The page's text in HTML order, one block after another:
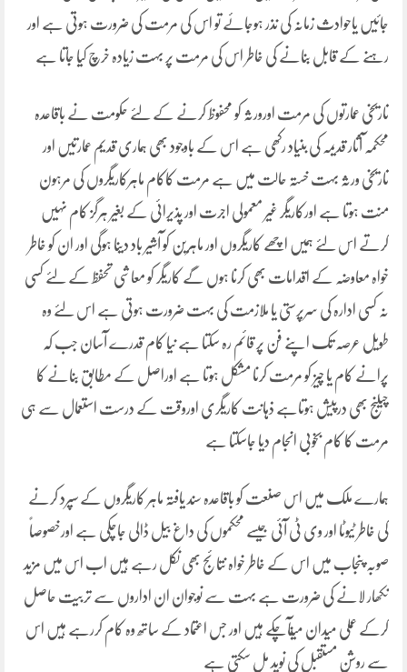
جائیں یاحوادث زمانہ کی نذر ہوجائے تو اس کی مرمت کی ضرورت ہوتی ہے اور
رہنے کے قابل بنانے کی خاطر اس کی مرمت پر بہت زیادہ خرچ کیا جاتا ہے
تاریخی عمارتوں کی مرمت اورورثہ کو محفوظ کرنے کے لئے حکومت نے باقاعدہ
محکمہ آثار قدیمہ کی بنیاد رکھی ہے اس کے باوجود بھی ہماری قدیم عمارتیں اور
تاریخی ورثہ بہت خستہ حالت میں ہے مرمت کاکام ماہرکاریگروں کی مرہون
منت ہوتا ہے اورکاریگر غیر معمولی اجرت اور پذیرائی کے بغیر ہرگز کام نہیں
کرتے اس لئے ہمیں اچھے کاریگروں اور ماہرین کو آشیر باد دینا ہوگی اور ان کو خاطر
خواہ معاوضہ کے اقدامات بھی کرنا ہوں گے کاریگر کو معاشی تحفظ کے لئے کسی
نہ کسی ادارہ کی سرپرستی یا ملازمت کی بہت ضرورت ہوتی ہے اس لئے وہ
طویل عرصہ تک اپنے فن پر قائم رہ سکتا ہے نیا کام قدرے آسان جب کہ
پرانے کام یا چیز کو مرمت کرنا مشکل ہوتا ہے اوراصل کے مطابق بنانے کا
چیلنج بھی درپیش ہوتاہے ذہانت کاریگری اوروقت کے درست استعمال سے ہی
مرمت کا کام بخوبی انجام دیا جاسکتا ہے
ہمارے ملک میں اس صنعت کو باقاعدہ سند یافتہ ماہر کاریگروں کے سپرد کرنے
کی خاطر ٹیوٹا اور وی ٹی آئی جیسے محکموں کی داغ بیل ڈالی جاچکی ہے اورخصوصاً
صوبہ پنجاب میں اس کے خاطر خواہ نتائج بھی نکل رہے ہیں اب اس میں مزید
نکھار لانے کی ضرورت ہے بہت سے نوجوان ان اداروں سے تربیت حاصل
کرکے عملی میدان میںآچکے ہیں اور جس اعتماد کے ساتھ وہ کام کررہے ہیں اس
سے روشن مستقبل کی نوید مل سکتی ہے